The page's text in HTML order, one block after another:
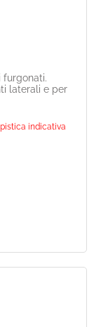
laterali e per
indicativa